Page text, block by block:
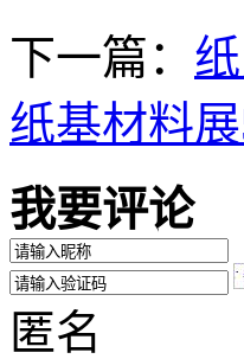
下一篇：
纸基材料
我要评论
匿名